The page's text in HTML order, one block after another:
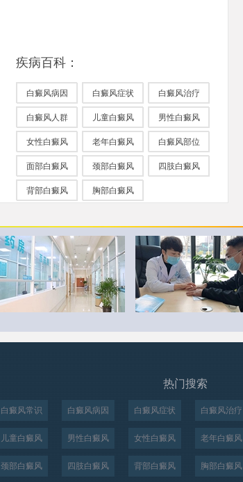
疾病百科：
白癜风病因 白癜风症状 白癜风治疗
白癜风人群 儿童白癜风 男性白癜风
女性白癜风 老年白癜风 白癜风部位
面部白癜风 颈部白癜风 四肢白癜风
背部白癜风 胸部白癜风
热门搜索
白癜风常识 白癜风病因 白癜风症状 白癜风治疗
儿童白癜风 男性白癜风 女性白癜风 老年白癜风
颈部白癜风 四肢白癜风 背部白癜风 胸部白癜风